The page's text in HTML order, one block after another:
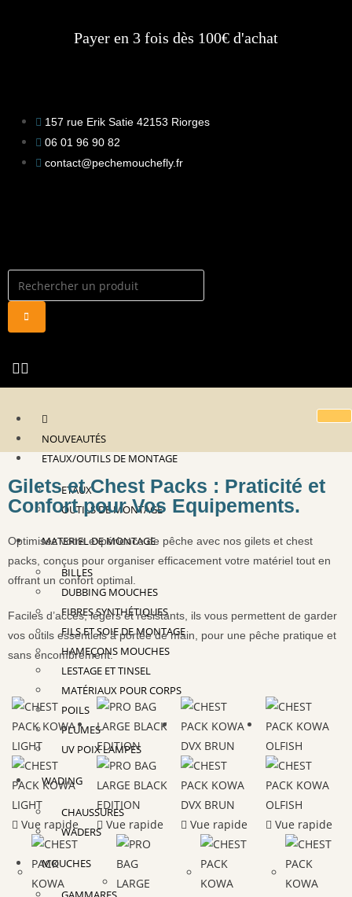
Payer en 3 fois dès 100€ d'achat
157 rue Erik Satie 42153 Riorges
06 01 96 90 82
contact@pechemouchefly.fr
NOUVEAUTÉS
ETAUX/OUTILS DE MONTAGE
ETAUX
OUTILS DE MONTAGE
MATERIEL DE MONTAGE
BILLES
DUBBING MOUCHES
FIBRES SYNTHÉTIQUES
FILS ET SOIE DE MONTAGE
HAMEÇONS MOUCHES
LESTAGE ET TINSEL
MATÉRIAUX POUR CORPS
POILS
PLUMES
UV POIX LAMPES
WADING
CHAUSSURES
WADERS
MOUCHES
Gilets et Chest Packs : Praticité et
Confort pour Vos Equipements.
Optimisez votre expérience de pêche avec nos gilets et chest
packs, conçus pour organiser efficacement votre matériel tout en
offrant un confort optimal.
Faciles d’accès, légers et résistants, ils vous permettent de garder
vos outils essentiels à portée de main, pour une pêche pratique et
sans encombrement.
Vue rapide Vue rapide Vue rapide Vue rapide